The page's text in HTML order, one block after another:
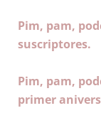
Pim, pam,
suscriptores.
Pim, pam,
primer